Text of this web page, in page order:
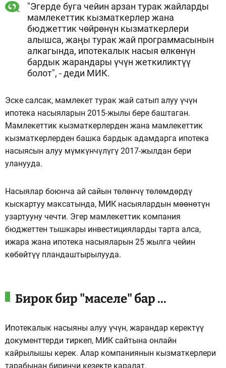
"Эгерде буга чейин арзан турак жайларды
мамлекеттик кызматкерлер жана
бюджеттик чөйрөнүн кызматкерлери
алышса, жаңы турак жай программасынын
алкагында, ипотекалык насыя өлкөнүн
бардык жарандары үчүн жеткиликтүү
болот", - деди МИК.
Эске салсак, мамлекет турак жай сатып алуу үчүн
ипотека насыяларын 2015-жылы бере баштаган.
Мамлекеттик кызматкерлерден жана мамлекеттик
кызматкерлерден башка бардык адамдарга ипотека
насыясын алуу мүмкүнчүлүгү 2017-жылдан бери
уланууда.
Насыялар боюнча ай сайын төлөнчү төлөмдөрдү
кыскартуу максатында, МИК насыялардын мөөнөтүн
узартууну чечти. Эгер мамлекеттик компания
бюджеттен тышкары инвестицияларды тарта алса,
ижара жана ипотека насыяларын 25 жылга чейин
көбөйтүү пландаштырылууда.
Бирок бир "маселе" бар ...
Ипотекалык насыяны алуу үчүн, жарандар керектүү
документтерди тиркеп, МИК сайтына онлайн
кайрылышы керек. Алар компаниянын кызматкерлери
тарабынан биринчи кезекте каралат.